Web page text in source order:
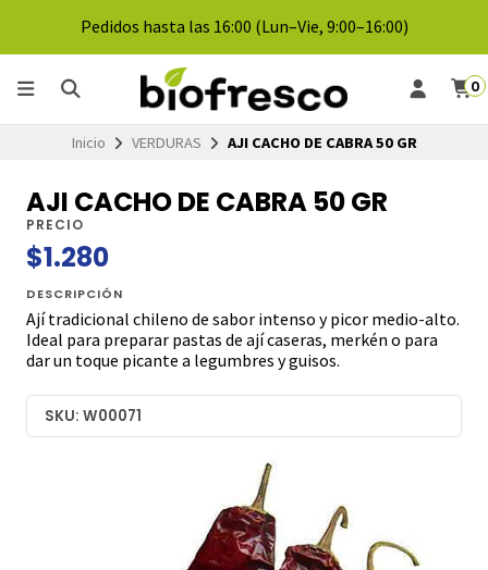
Pedidos hasta las 16:00 (Lun–Vie, 9:00–16:00)
0
Inicio VERDURAS AJI CACHO DE CABRA 50 GR
AJI CACHO DE CABRA 50 GR
PRECIO
$1.280
DESCRIPCIÓN
Ají tradicional chileno de sabor intenso y picor medio-alto.
Ideal para preparar pastas de ají caseras, merkén o para
dar un toque picante a legumbres y guisos.
SKU: W00071